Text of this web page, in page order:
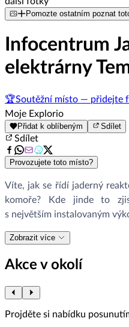
Pomozte ostatním poznat
Infocentrum
elektrárny
🏆Soutěžní místo — přidejte
Moje Explorio
Přidat k oblíbeným Sdílet
Sdílet
Provozujete toto místo?
Víte, jak se řídí jaderný
komoře? Kde jinde to
s největším instalovaným
Zobrazit více
Akce v okolí
Projděte si nabídku